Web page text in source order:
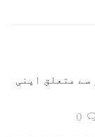
سے متعلق اپنی